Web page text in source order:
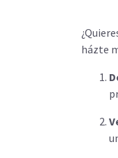
házte